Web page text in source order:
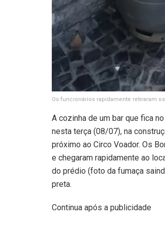
Os funcionários rapidamente retiraram
A cozinha de um bar que fica
nesta terça (08/07), na
próximo ao Circo Voador. Os
e chegaram rapidamente ao
do prédio (foto da fumaça
preta.
Continua após a publicidade